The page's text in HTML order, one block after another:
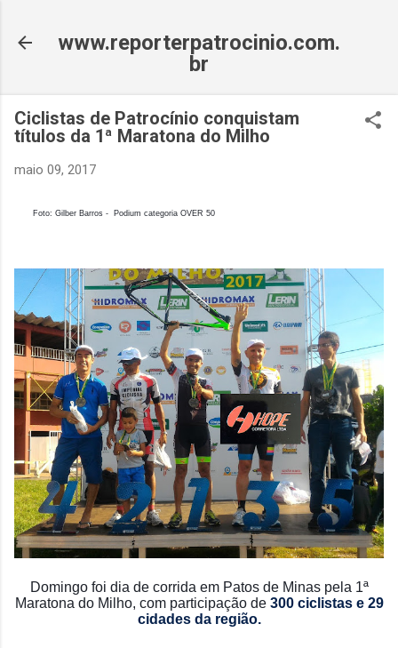
www.reporterpatrocinio.com.
br
Ciclistas de Patrocínio conquistam
títulos da 1ª Maratona do Milho
maio 09, 2017
Foto: Gilber Barros - Podium categoria OVER 50
Domingo foi dia de corrida em Patos de Minas pela 1ª
Maratona do Milho, com participação de 300 ciclistas e 29
cidades da região.